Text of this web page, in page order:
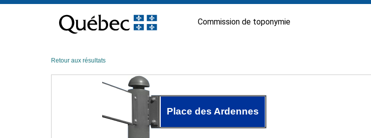
contenu
Commission de toponymie
Retour aux résultats
Place des Ardennes